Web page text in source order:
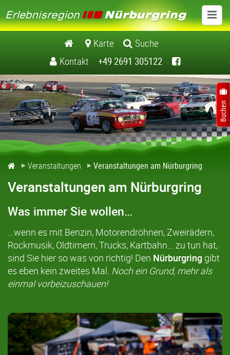
Veranstaltungen
Veranstaltungen in der Region
Veranstaltungen am Nürburgring
Karte
Suche
Kontakt
+49 2691 305122
Veranstaltungen Veranstaltungen am Nürburgring
Veranstaltungen am Nürburgring
Was immer Sie wollen…
…wenn es mit Benzin, Motorendröhnen, Zweirädern,
Rockmusik, Oldtimern, Trucks, Kartbahn… zu tun hat,
sind Sie hier so was von richtig! Den Nürburgring gibt
es eben kein zweites Mal. Noch ein Grund, mehr als
einmal vorbeizuschauen!